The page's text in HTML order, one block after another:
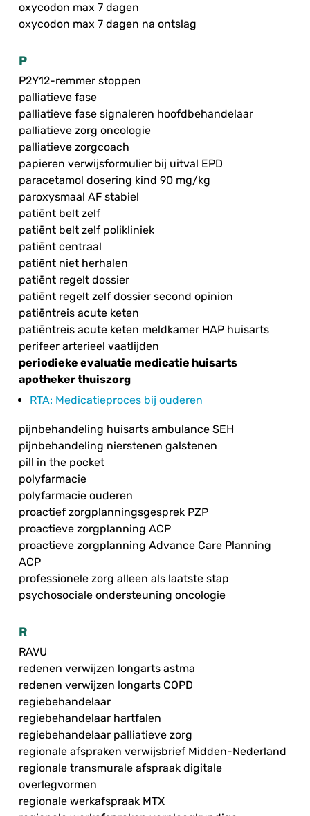
oxycodon max 7 dagen
oxycodon max 7 dagen na ontslag
P
P2Y12-remmer stoppen
palliatieve fase
palliatieve fase signaleren hoofdbehandelaar
palliatieve zorg oncologie
palliatieve zorgcoach
papieren verwijsformulier bij uitval EPD
paracetamol dosering kind 90 mg/kg
paroxysmaal AF stabiel
patiënt belt zelf
patiënt belt zelf polikliniek
patiënt centraal
patiënt niet herhalen
patiënt regelt dossier
patiënt regelt zelf dossier second opinion
patiëntreis acute keten
patiëntreis acute keten meldkamer HAP huisarts
perifeer arterieel vaatlijden
periodieke evaluatie medicatie huisarts
apotheker thuiszorg
RTA: Medicatieproces bij ouderen
pijnbehandeling huisarts ambulance SEH
pijnbehandeling nierstenen galstenen
pill in the pocket
polyfarmacie
polyfarmacie ouderen
proactief zorgplanningsgesprek PZP
proactieve zorgplanning ACP
proactieve zorgplanning Advance Care Planning
ACP
professionele zorg alleen als laatste stap
psychosociale ondersteuning oncologie
R
RAVU
redenen verwijzen longarts astma
redenen verwijzen longarts COPD
regiebehandelaar
regiebehandelaar hartfalen
regiebehandelaar palliatieve zorg
regionale afspraken verwijsbrief Midden-Nederland
regionale transmurale afspraak digitale
overlegvormen
regionale werkafspraak MTX